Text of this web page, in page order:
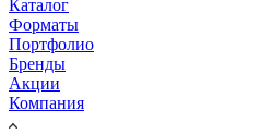
Каталог
Форматы
Портфолио
Бренды
Акции
Компания